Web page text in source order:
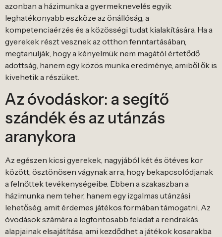
azonban a házimunka a gyermeknevelés egyik
leghatékonyabb eszköze az önállóság, a
kompetenciaérzés és a közösségi tudat kialakítására. Ha a
gyerekek részt vesznek az otthon fenntartásában,
megtanulják, hogy a kényelmük nem magától értetődő
adottság, hanem egy közös munka eredménye, amiből ők is
kivehetik a részüket.
Az óvodáskor: a segítő
szándék és az utánzás
aranykora
Az egészen kicsi gyerekek, nagyjából két és ötéves kor
között, ösztönösen vágynak arra, hogy bekapcsolódjanak
a felnőttek tevékenységeibe. Ebben a szakaszban a
házimunka nem teher, hanem egy izgalmas utánzási
lehetőség, amit érdemes játékos formában támogatni. Az
óvodások számára a legfontosabb feladat a rendrakás
alapjainak elsajátítása, ami kezdődhet a játékok kosarakba